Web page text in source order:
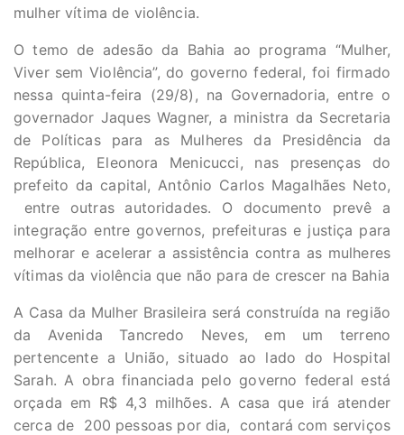
mulher vítima de violência.
O temo de adesão da Bahia ao programa “Mulher,
Viver sem Violência”, do governo federal, foi firmado
nessa quinta-feira (29/8), na Governadoria, entre o
governador Jaques Wagner, a ministra da Secretaria
de Políticas para as Mulheres da Presidência da
República, Eleonora Menicucci, nas presenças do
prefeito da capital, Antônio Carlos Magalhães Neto,
entre outras autoridades. O documento prevê a
integração entre governos, prefeituras e justiça para
melhorar e acelerar a assistência contra as mulheres
vítimas da violência que não para de crescer na Bahia
A Casa da Mulher Brasileira será construída na região
da Avenida Tancredo Neves, em um terreno
pertencente a União, situado ao lado do Hospital
Sarah. A obra financiada pelo governo federal está
orçada em R$ 4,3 milhões. A casa que irá atender
cerca de 200 pessoas por dia, contará com serviços